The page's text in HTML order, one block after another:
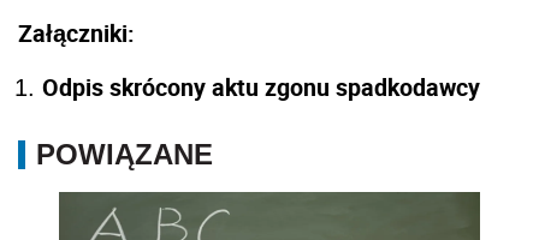
Załączniki:
Odpis skrócony aktu zgonu spadkodawcy
POWIĄZANE